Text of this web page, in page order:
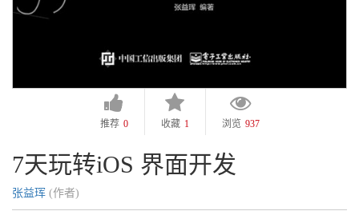
推荐 0 收藏 1 浏览 937
7天玩转iOS 界面开发
张益珲 (作者)